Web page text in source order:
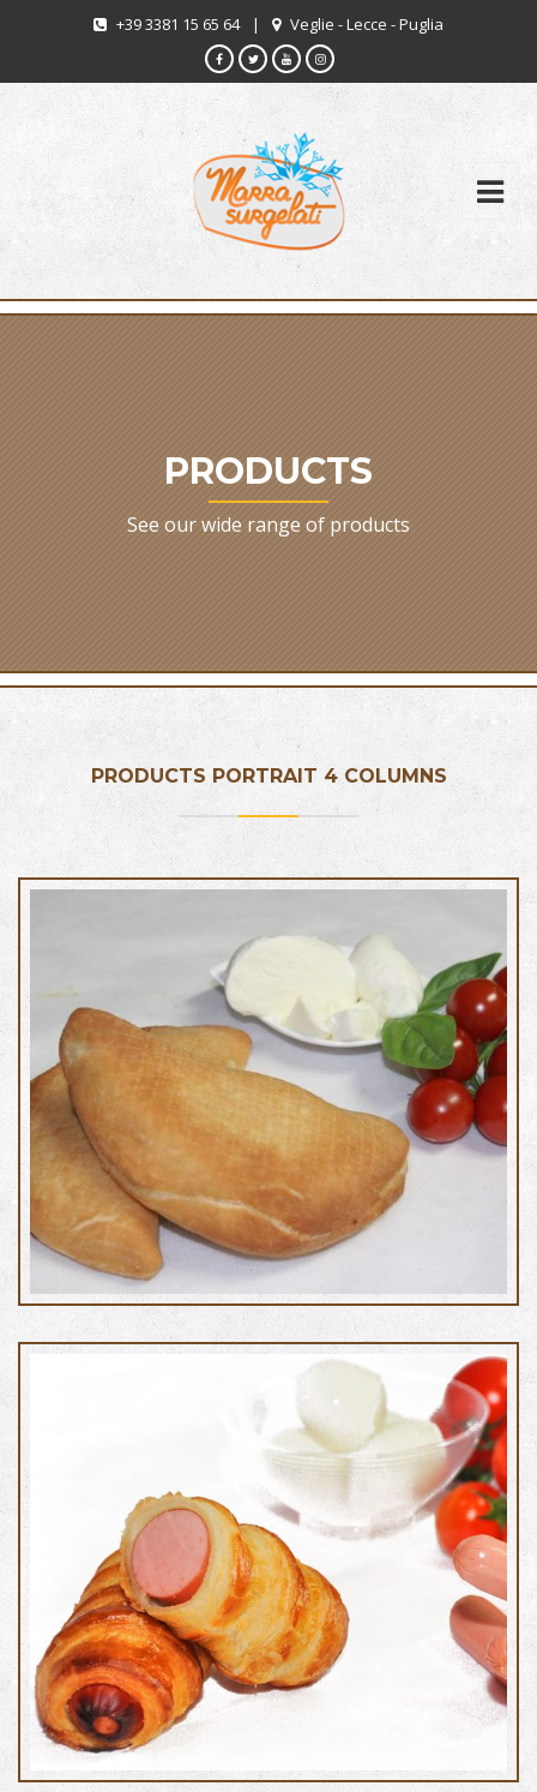
+39 3381 15 65 64 | Veglie - Lecce - Puglia
PRODUCTS
See our wide range of products
PRODUCTS PORTRAIT 4 COLUMNS
Calzone fritto
Golosone